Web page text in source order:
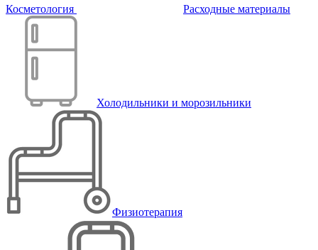
Косметология Расходные материалы
Холодильники и морозильники
Физиотерапия